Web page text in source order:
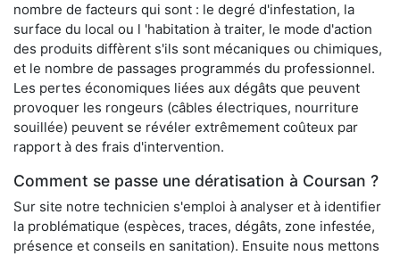
nombre de facteurs qui sont : le degré d'infestation, la
surface du local ou l 'habitation à traiter, le mode d'action
des produits diffèrent s'ils sont mécaniques ou chimiques,
et le nombre de passages programmés du professionnel.
Les pertes économiques liées aux dégâts que peuvent
provoquer les rongeurs (câbles électriques, nourriture
souillée) peuvent se révéler extrêmement coûteux par
rapport à des frais d'intervention.
Comment se passe une dératisation à Coursan ?
Sur site notre technicien s'emploi à analyser et à identifier
la problématique (espèces, traces, dégâts, zone infestée,
présence et conseils en sanitation). Ensuite nous mettons